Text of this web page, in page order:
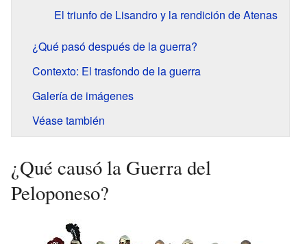
El triunfo de Lisandro y la rendición de Atenas
¿Qué pasó después de la guerra?
Contexto: El trasfondo de la guerra
Galería de imágenes
Véase también
¿Qué causó la Guerra del
Peloponeso?